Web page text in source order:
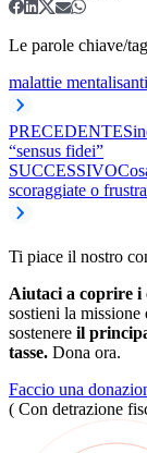
Le parole chiave/
malattie mentali
PRECEDENTE
“sensus fidei”
SUCCESSIVO
scoraggiate o
Ti piace il nostro
Aiutaci a coprire i
sostieni la
sostenere il
tasse. Dona ora.
Faccio una
( Con detrazione